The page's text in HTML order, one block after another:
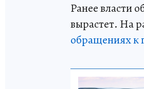
Ранее власти
вырастет. На
обращениях к